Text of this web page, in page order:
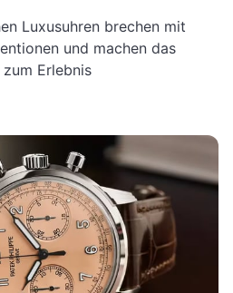
Luxusuhren brechen mit
und machen das
Erlebnis